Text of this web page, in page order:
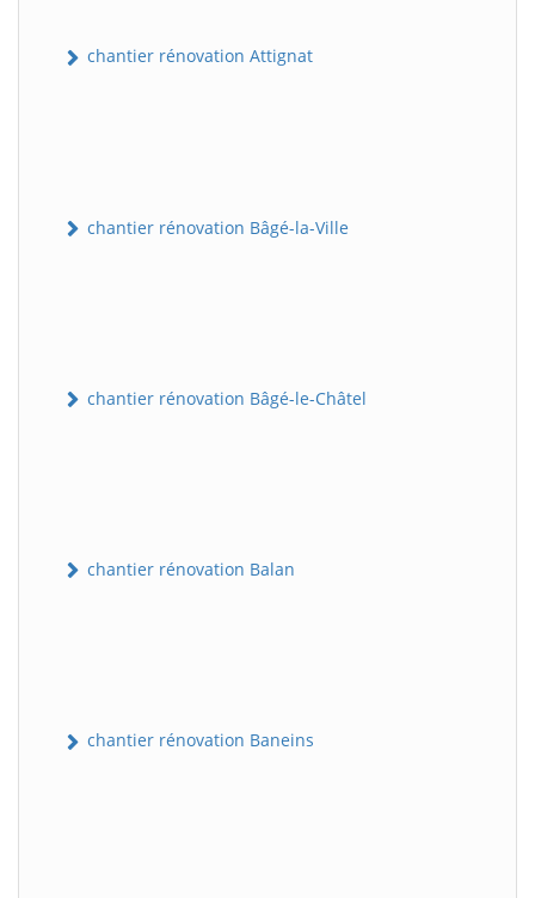
chantier rénovation Attignat
chantier rénovation Bâgé-la-Ville
chantier rénovation Bâgé-le-Châtel
chantier rénovation Balan
chantier rénovation Baneins